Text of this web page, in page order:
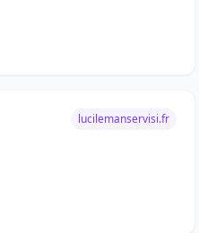
lucilemanservisi.fr